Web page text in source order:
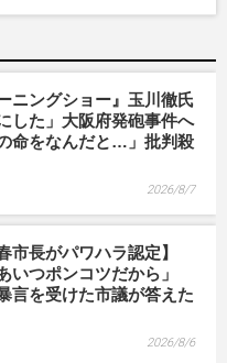
ニングショー』玉川徹氏
した」大阪府発砲事件へ
命をなんだと…」批判殺
2026/8/7
市長がパワハラ認定】
いつポンコツだから」
言を受けた市議が答えた
2026/8/6